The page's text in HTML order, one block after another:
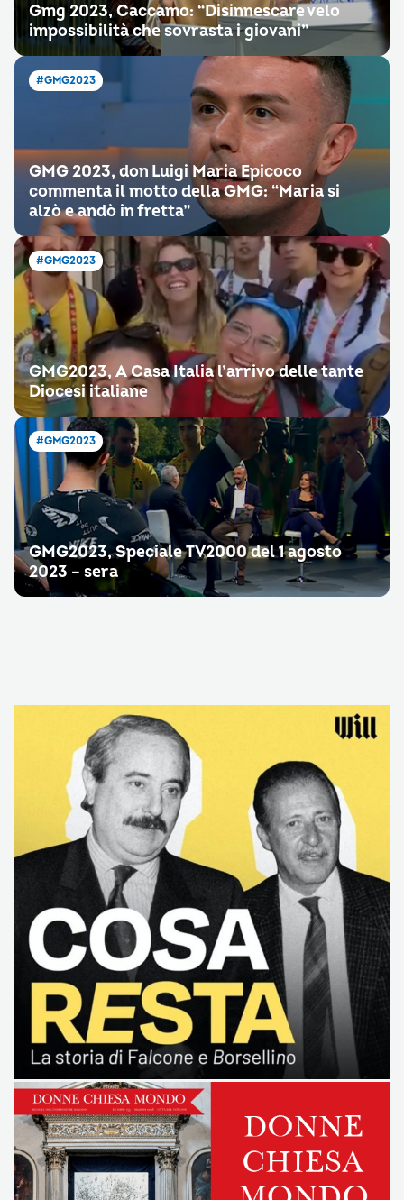
Gmg 2023, Caccamo: “Disinnescare velo
impossibilità che sovrasta i giovani”
#GMG2023
GMG 2023, don Luigi Maria Epicoco
commenta il motto della GMG: “Maria si
alzò e andò in fretta”
#GMG2023
GMG2023, A Casa Italia l’arrivo delle tante
Diocesi italiane
#GMG2023
GMG2023, Speciale TV2000 del 1 agosto
2023 – sera